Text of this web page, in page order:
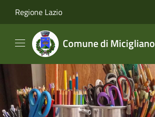
Regione Lazio
Comune di Micigliano